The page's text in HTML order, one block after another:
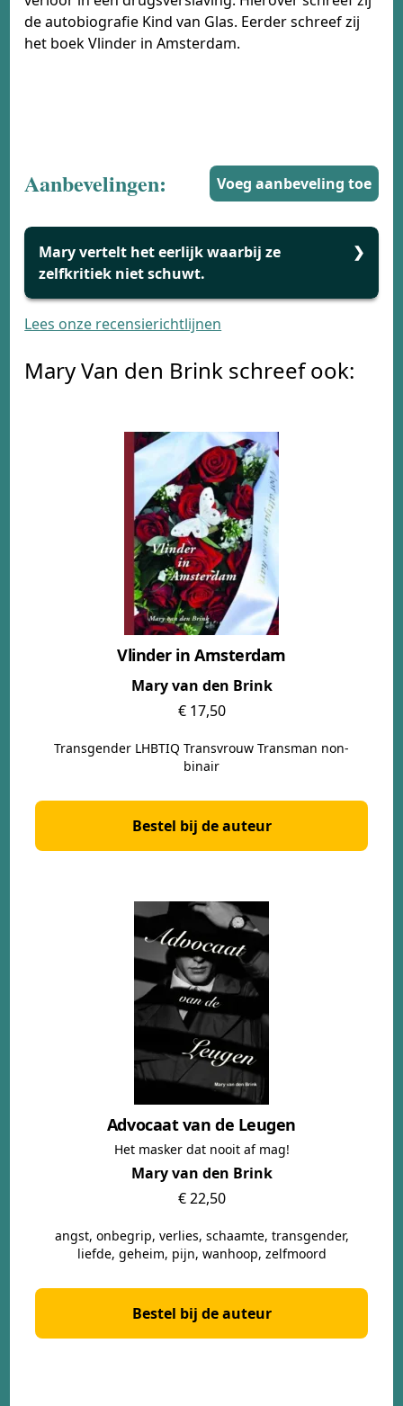
de autobiografie Kind van Glas. Eerder schreef zij
het boek Vlinder in Amsterdam.
Aanbevelingen: Voeg aanbeveling toe
Mary vertelt het eerlijk waarbij ze
zelfkritiek niet schuwt.
Ik vond dit boek:aangrijpend en
Lees dit boek vooral als:Verplicht leesvoer
voor iedereen met een verslaafde als naaste.
Annette Brouwer
Lees onze recensierichtlijnen
Mary Van den Brink schreef ook:
Vlinder in Amsterdam
Mary van den Brink
€ 17,50
Transgender LHBTIQ Transvrouw Transman non-
binair
Bestel bij de auteur
Advocaat van de Leugen
Het masker dat nooit af mag!
Mary van den Brink
€ 22,50
angst, onbegrip, verlies, schaamte, transgender,
liefde, geheim, pijn, wanhoop, zelfmoord
Bestel bij de auteur